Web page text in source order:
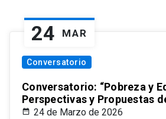
24 MAR
Conversatorio
Conversatorio: “Pobreza y
Perspectivas y Propuestas
24 de Marzo de 2026